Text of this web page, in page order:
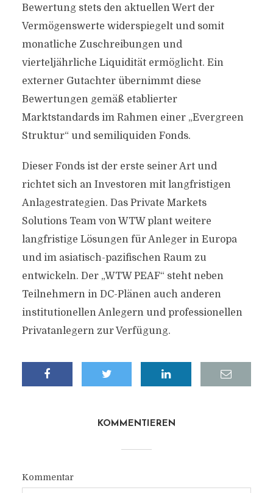
Bewertung stets den aktuellen Wert der
Vermögenswerte widerspiegelt und somit
monatliche Zuschreibungen und
vierteljährliche Liquidität ermöglicht. Ein
externer Gutachter übernimmt diese
Bewertungen gemäß etablierter
Marktstandards im Rahmen einer „Evergreen
Struktur“ und semiliquiden Fonds.
Dieser Fonds ist der erste seiner Art und
richtet sich an Investoren mit langfristigen
Anlagestrategien. Das Private Markets
Solutions Team von WTW plant weitere
langfristige Lösungen für Anleger in Europa
und im asiatisch-pazifischen Raum zu
entwickeln. Der „WTW PEAF“ steht neben
Teilnehmern in DC-Plänen auch anderen
institutionellen Anlegern und professionellen
Privatanlegern zur Verfügung.
KOMMENTIEREN
Kommentar